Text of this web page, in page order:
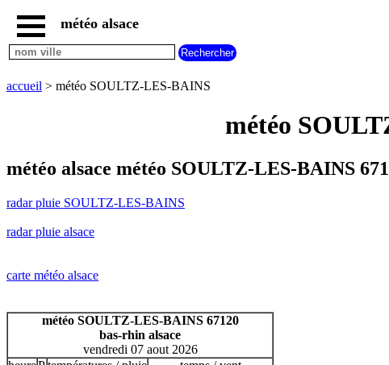
accueil
radar
SOULTZ-
alsace
pluie
carte
france
météo alsace
accueil > météo SOULTZ-LES-BAINS
météo
météo alsace météo SOULTZ-LES-BAINS
radar pluie SOULTZ-LES-BAINS
radar pluie alsace
carte météo alsace
météo SOULTZ-LES-BAINS 67120
bas-rhin alsace
vendredi 07 aout 2026